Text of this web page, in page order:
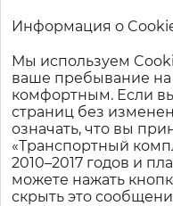
Транспортный
и
будущего
Информация о
Мы используем
ваше пребывание
комфортным. Если
страниц без
означать, что вы
«Транспортный
2010–2017 годов и
можете нажать
скрыть это